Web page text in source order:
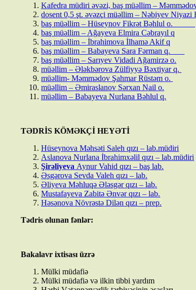
Kafedra müdiri əvəzi, baş müəllim –
dosent 0,5 şt. əvəzçi müəllim – Nəbiyev Niyazi
baş müəllim – Hüseynov Fikrət Bəhlul o.
baş müəllim – Ağayeva Elmira Cəbrayıl q
baş müəllim – İbrahimova İlhamə Akif q
baş müəllim – Babayeva Sara Fərman q.
baş müəllim – Sarıyev Vidadi Ağamirzə o.
müəllim – Ələkbərova Zülfiyyə Bəxtiyar q.
müəllim- Məmmədov Şahmar Rüstəm o.
müəllim – Əmiraslanov Sərxan Nail o.
müəllim – Babayeva Nurlana Bəhlul q.
TƏDRİS KÖMƏKÇİ HEYƏTİ
Hüseynova Məhsəti Saleh qızı – lab.müdiri
Aslanova Nurlana İbrahimxəlil qızı – lab.müdiri
Şirəliyeva Aynur Vahid qızı – baş lab.
Əsgərova Sevda Valeh qızı – lab.
Əliyeva Məhluqə Ələsgər qızı – lab.
Mustafayeva Zabitə Ənvər qızı – lab.
Həsənova Növrəstə Dilən qızı – prep.
Tədris olunan fənlər:
Bakalavr ixtisası üzrə
Mülki müdafiə
Mülki müdafiə və ilkin tibbi yardım